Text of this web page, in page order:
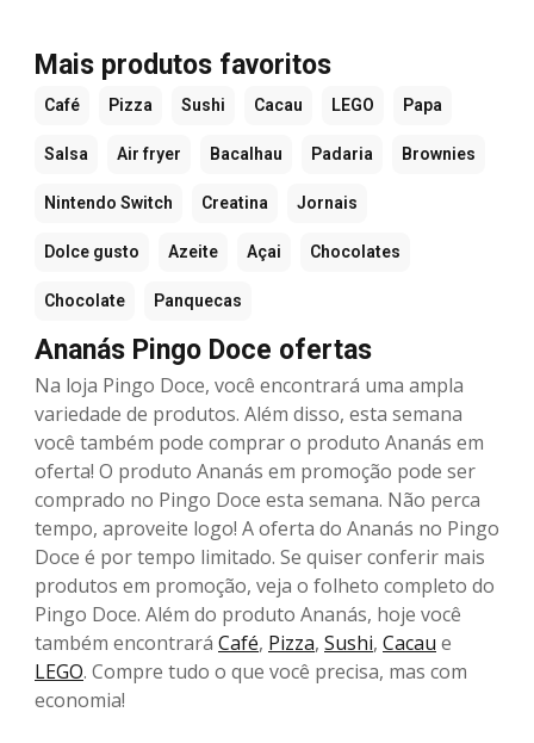
Mais produtos favoritos
Café Pizza Sushi Cacau LEGO Papa
Salsa Air fryer Bacalhau Padaria Brownies
Nintendo Switch Creatina Jornais
Dolce gusto Azeite Açai Chocolates
Chocolate Panquecas
Ananás Pingo Doce ofertas
Na loja Pingo Doce, você encontrará uma ampla
variedade de produtos. Além disso, esta semana
você também pode comprar o produto Ananás em
oferta! O produto Ananás em promoção pode ser
comprado no Pingo Doce esta semana. Não perca
tempo, aproveite logo! A oferta do Ananás no Pingo
Doce é por tempo limitado. Se quiser conferir mais
produtos em promoção, veja o folheto completo do
Pingo Doce. Além do produto Ananás, hoje você
também encontrará Café, Pizza, Sushi, Cacau e
LEGO. Compre tudo o que você precisa, mas com
economia!